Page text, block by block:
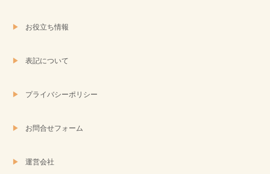
お役立ち情報
表記について
プライバシーポリシー
お問合せフォーム
運営会社